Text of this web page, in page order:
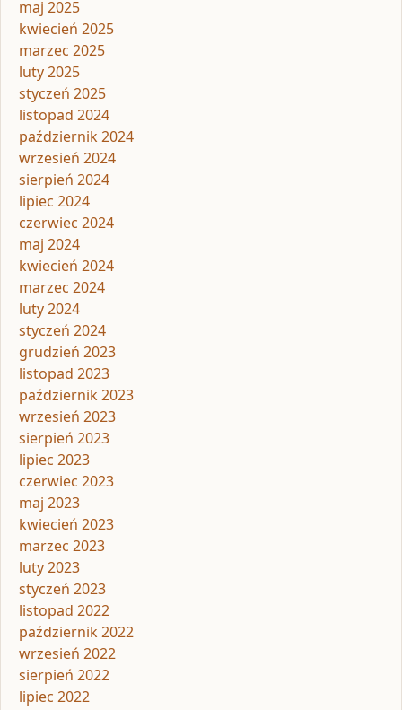
maj 2025
kwiecień 2025
marzec 2025
luty 2025
styczeń 2025
listopad 2024
październik 2024
wrzesień 2024
sierpień 2024
lipiec 2024
czerwiec 2024
maj 2024
kwiecień 2024
marzec 2024
luty 2024
styczeń 2024
grudzień 2023
listopad 2023
październik 2023
wrzesień 2023
sierpień 2023
lipiec 2023
czerwiec 2023
maj 2023
kwiecień 2023
marzec 2023
luty 2023
styczeń 2023
listopad 2022
październik 2022
wrzesień 2022
sierpień 2022
lipiec 2022